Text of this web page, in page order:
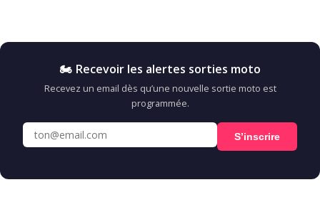
🏍️ Recevoir les alertes sorties moto
Recevez un email dès qu’une nouvelle sortie moto est
programmée.
S’inscrire